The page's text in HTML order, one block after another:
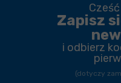
Zapisz
i odbierz
(dotyczy